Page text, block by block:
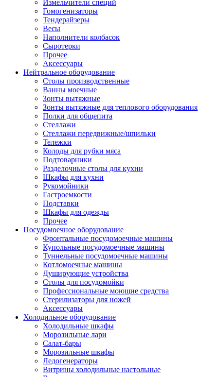
Измельчители специй
Гомогенизаторы
Тендерайзеры
Весы
Наполнители колбасок
Сыротерки
Прочее
Аксессуары
Нейтральное оборудование
Столы производственные
Ванны моечные
Зонты вытяжные
Зонты вытяжные для теплового оборудования
Полки для общепита
Стеллажи
Стеллажи передвижные/шпильки
Тележки
Колоды для рубки мяса
Подтоварники
Разделочные столы для кухни
Шкафы для кухни
Рукомойники
Гастроемкости
Подставки
Шкафы для одежды
Прочее
Посудомоечное оборудование
Фронтальные посудомоечные машины
Купольные посудомоечные машины
Туннельные посудомоечные машины
Котломоечные машины
Душирующие устройства
Столы для посудомойки
Профессиональные моющие средства
Стерилизаторы для ножей
Аксессуары
Холодильное оборудование
Холодильные шкафы
Морозильные лари
Салат-бары
Морозильные шкафы
Ледогенераторы
Витрины холодильные настольные